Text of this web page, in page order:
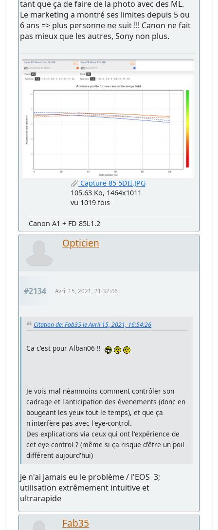
tant que ça de faire de la photo avec des ML.
Le marketing a montré ses limites depuis 5 ou
6 ans => plus personne ne suit !!! Canon ne fait
pas mieux que les autres, Sony non plus.
Capture 85 5DII.JPG
105.63 Ko, 1464x1011
vu 1019 fois
Canon A1 + FD 85L1.2
Opticien
#2134 Avril 15, 2021, 21:32:46
Citation de: Fab35 le Avril 15, 2021, 16:54:26
Ca c'est pour Alban06 !!
Je vois mal néanmoins comment contrôler son
cadrage et l'anticipation des évenements (donc en
bougeant les yeux tout le temps), et que ça
n'interfère pas avec l'eye-control.
Des explications via ceux qui ont l'expérience de
cet eye-control ? (même si ça risque d'être un poil
différent aujourd'hui)
je n'ai jamais eu le problème / l'EOS 3;
utilisation extrêmement intuitive et
ultrarapide
Fab35